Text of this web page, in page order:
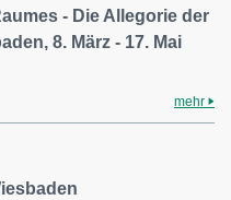
- Die Allegorie der
8. März - 17. Mai
mehr